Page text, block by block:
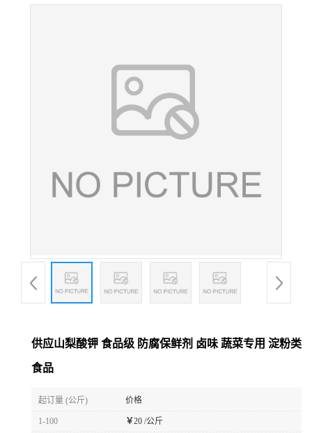
供应山梨酸钾 食品级 防腐保鲜剂 卤味 蔬菜专用 淀粉类
食品
起订量 (公斤) 价格
1-100 ￥20 /公斤